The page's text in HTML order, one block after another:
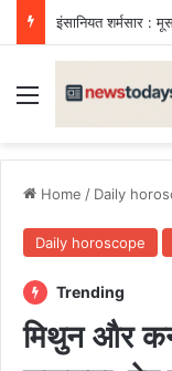
Menu
Home / Daily
Daily horoscope
Trending
मिथुन और